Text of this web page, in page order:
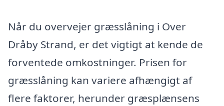
Når du overvejer græsslåning i Over
Dråby Strand, er det vigtigt at kende de
forventede omkostninger. Prisen for
græsslåning kan variere afhængigt af
flere faktorer, herunder græsplænsens